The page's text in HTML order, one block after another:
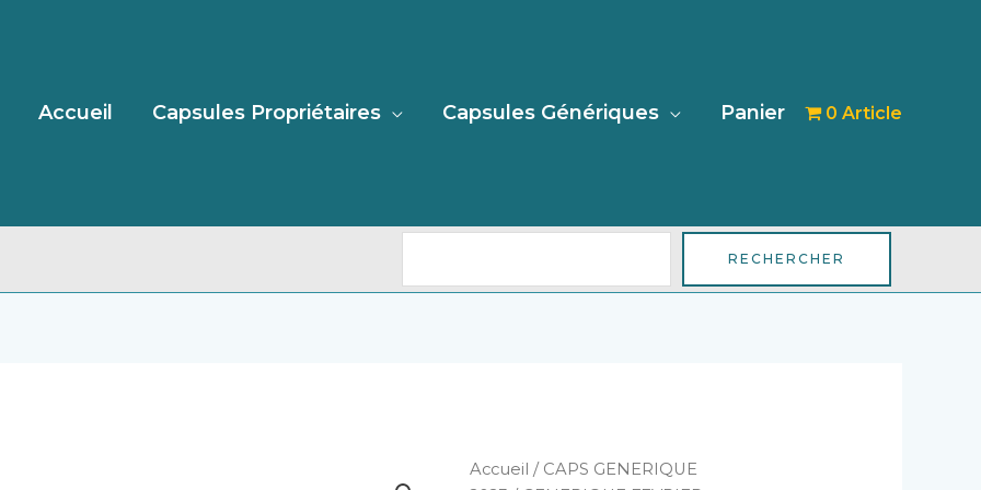
Accueil Capsules Propriétaires Capsules Génériques Panier 0 Article
RECHERCHER
Accueil / CAPS GENERIQUE
quantité